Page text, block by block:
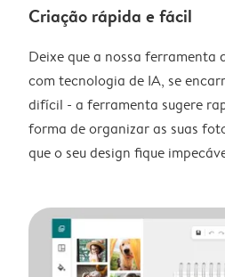
Criação rápida e fácil
Deixe que a nossa ferramenta
com tecnologia de IA, se
difícil - a ferramenta sugere
forma de organizar as suas
que o seu design fique